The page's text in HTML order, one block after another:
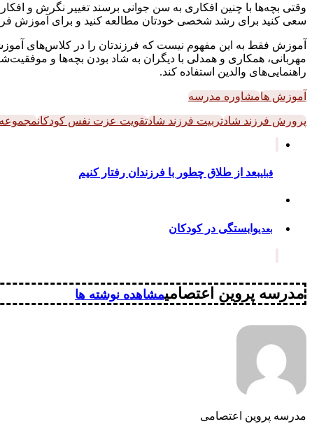
وقتی بچه‌ها با چنین افکاری به سن جوانی برسند تغییر نگرش و
سعی کنید برای رشد شخصی خودتان مطالعه کنید و برای آموزش
آموزش فقط به این مفهوم نیست که فرزندتان را در کلاس‌های
مهربانی، همکاری و همدلی با دیگران به شاد بودن بچه‌ها و
راهنمایی‌های والدین استفاده کند.
آموزش هامشاوره مدرسه
پرورش فرزند شادتربیت فرزند شادتقویت عزت نفس کودکانمجموعه
قبلیبعد از طلاق چطور با فرزندان رفتار کنیم
بعدیوابستگی در کودکان
مدرسه پروین اعتصامیمشاهده نوشته ها
مدرسه پروین اعتصامی